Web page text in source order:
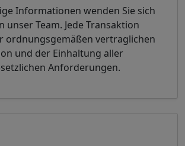
Informationen wenden Sie sich
unser Team. Jede Transaktion
ordnungsgemäßen vertraglichen
und der Einhaltung aller
Anforderungen.